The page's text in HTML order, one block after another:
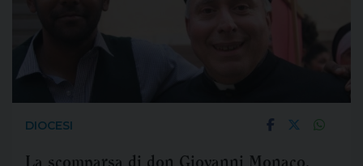
DIOCESI
La scomparsa di don Giovanni Monaco,